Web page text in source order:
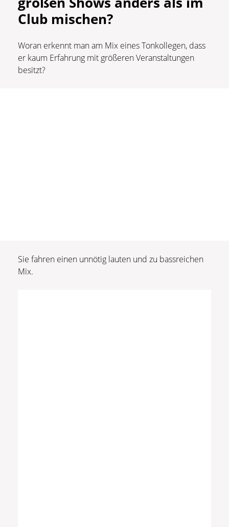
Club mischen?
Woran erkennt man am Mix eines Tonkollegen, dass
er kaum Erfahrung mit größeren Veranstaltungen
besitzt?
Sie fahren einen unnötig lauten und zu bassreichen
Mix.